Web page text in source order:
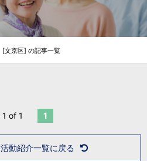
[文京区] の記事一覧
of 1 1
動紹介一覧に戻る